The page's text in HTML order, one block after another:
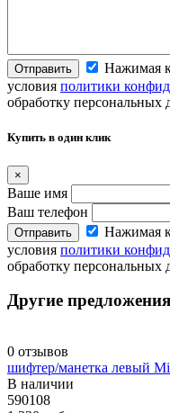
Отправить
Нажимая
условия политики
обработку персональных
Купить в один клик
×
Ваше имя
Ваш телефон
Отправить
Нажимая
условия политики
обработку персональных
Другие предложения
0 отзывов
шифтер/манетка левый
В наличии
590108